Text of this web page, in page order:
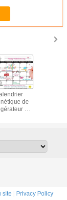
OEM
de
à
avec
papier
site | Privacy Policy